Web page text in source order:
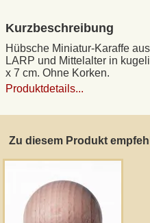
Kurzbeschreibung
Hübsche Miniatur-Karaffe
LARP und Mittelalter in
x 7 cm. Ohne Korken.
Produktdetails...
Zu diesem Produkt